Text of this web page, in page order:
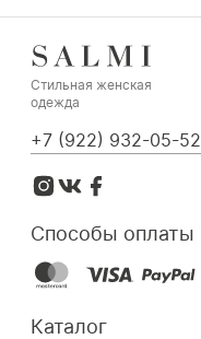
Стильная женская
одежда
+7 (922) 932-05-52
Способы оплаты
Каталог